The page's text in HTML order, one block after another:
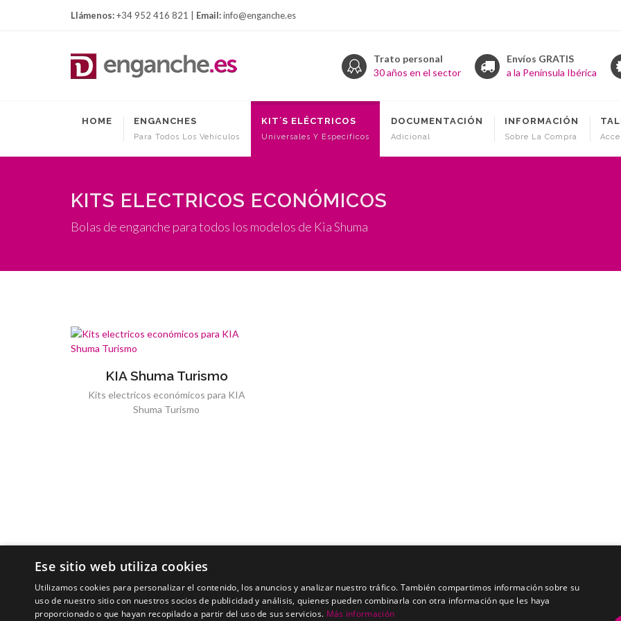
Llámenos:+34 952 416 821 | Email:info@enganche.es
Trato personal
30 años en el sector
Envíos GRATIS
a la Península Ibérica
HOME ENGANCHES
Para Todos Los Vehículos
KIT´S ELÉCTRICOS
Universales Y Específicos
DOCUMENTACIÓN
Adicional
INFORMACIÓN
Sobre La Compra
KITS ELECTRICOS ECONÓMICOS
Bolas de enganche para todos los modelos de Kia Shuma
KIA Shuma Turismo
Kits electricos económicos para KIA
Shuma Turismo
Ese sitio web utiliza cookies
Utilizamos cookies para personalizar el contenido, los anuncios y analizar nuestro tráfico. También compartimos información sobre su
uso de nuestro sitio con nuestros socios de publicidad y análisis, quienes pueden combinarla con otra información que les haya
proporcionado o que hayan recopilado a partir del uso de sus servicios. Más información